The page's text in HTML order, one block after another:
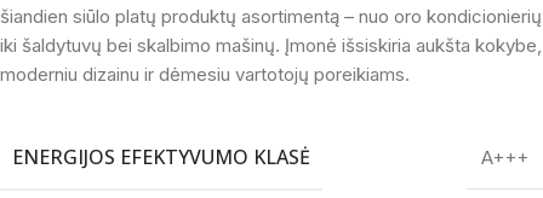
šiandien siūlo platų produktų asortimentą – nuo oro kondicionierių
iki šaldytuvų bei skalbimo mašinų. Įmonė išsiskiria aukšta kokybe,
moderniu dizainu ir dėmesiu vartotojų poreikiams.
ENERGIJOS EFEKTYVUMO KLASĖ A+++